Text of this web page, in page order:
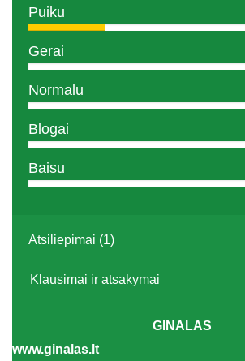
Puiku
Gerai
Normalu
Blogai
Baisu
Atsiliepimai (1)
Klausimai ir atsakymai
GINALAS
www.ginalas.lt